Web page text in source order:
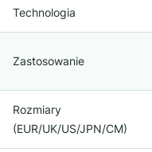
Technologia
Zastosowanie
Rozmiary
(EUR/UK/US/JPN/CM)